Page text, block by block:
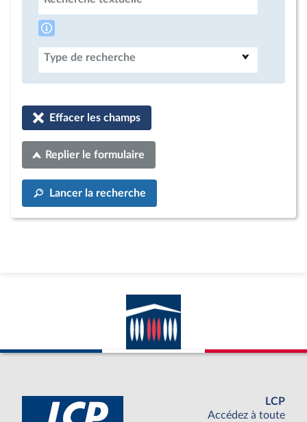
Type de recherche
Effacer les champs
Replier le formulaire
Lancer la recherche
LCP
Accédez à toute